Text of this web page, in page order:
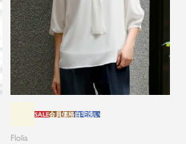
Flolia
SALE会員価格自宅洗い